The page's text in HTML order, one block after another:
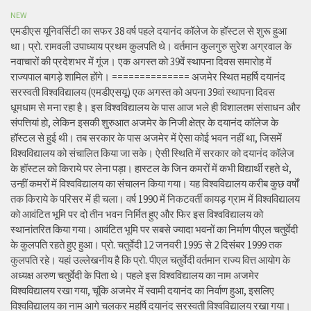
NEW
एमडीएस यूनिवर्सिटी का सफर 38 वर्ष पहले दयानंद कॉलेज के हॉस्टल से शुरू हुआ
था। प्रो. रामवली उपाध्याय प्रथम कुलपति थे। वर्तमान कुलगुरु सुरेश अग्रवाल के
नवाचारों की प्रदेशभर में गूंज। एक अगस्त को 39वें स्थापना दिवस समारोह में
राज्यपाल बागड़े शामिल होंगे। ============== अजमेर स्थित महर्षि दयानंद
सरस्वती विश्वविद्यालय (एमडीएसयू) एक अगस्त को अपना 39वां स्थापना दिवस
धूमधाम से मना रहा है। इस विश्वविद्यालय के पास आज भले ही विशालतम संसाधन और
संपत्तियां हो, लेकिन इसकी शुरुआत अजमेर के निजी क्षेत्र के दयानंद कॉलेज के
हॉस्टल से हुई थी। तब सरकार के पास अजमेर में ऐसा कोई भवन नहीं था, जिसमें
विश्वविद्यालय को संचालित किया जा सके। ऐसी स्थिति में सरकार को दयानंद कॉलेज
के हॉस्टल को किराये पर लेना पड़ा। हास्टल के जिन कमरों में कभी विद्यार्थी रहते थे,
उन्हीं कमरों में विश्वविद्यालय का संचालन किया गया। यह विश्वविद्यालय करीब कुछ वर्षों
तक किराये के परिसर में ही चला। वर्ष 1990 में निकटवर्ती कायड़ ग्राम में विश्वविद्यालय
को आवंटित भूमि पर दो तीन भवन निर्मित हुए और फिर इस विश्वविद्यालय को
स्थानांतरित किया गया। आवंटित भूमि पर सबसे ज्यादा भवनों का निर्माण पीएल चतुर्वेदी
के कुलपति रहते हुए हुआ। प्रो. चतुर्वेदी 12 जनवरी 1995 से 2 दिसंबर 1999 तक
कुलपति रहे। यहां उल्लेखनीय है कि प्रो. पीएल चतुर्वेदी वर्तमान राज्य वित्त आयोग के
अध्यक्ष अरुण चतुर्वेदी के पिता थे। पहले इस विश्वविद्यालय का नाम अजमेर
विश्वविद्यालय रखा गया, चूंकि अजमेर में स्वामी दयानंद का निर्वाण हुआ, इसलिए
विश्वविद्यालय का नाम आगे चलकर महर्षि दयानंद सरस्वती विश्वविद्यालय रखा गया।